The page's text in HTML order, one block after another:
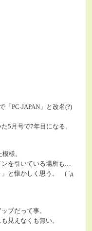
「PC-JAPAN」と改名(?)
5月号で7年目になる。
様。
ンを引いている場所も…
」と懐かしく思う。 ( ´д
プだって事。
見えなくも無い。